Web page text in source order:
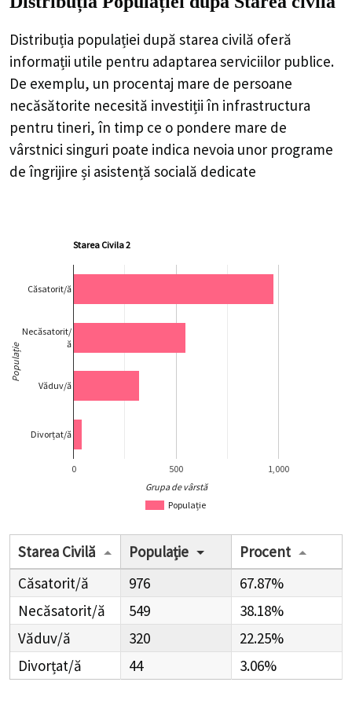
Distribuția populației după starea civilă oferă
informații utile pentru adaptarea serviciilor publice.
De exemplu, un procentaj mare de persoane
necăsătorite necesită investiții în infrastructura
pentru tineri, în timp ce o pondere mare de
vârstnici singuri poate indica nevoia unor programe
de îngrijire și asistență socială dedicate
Starea Civila 2
Populație
0 500 1,000
Căsatorit/ă
Necăsatorit/
ă
Văduv/ă
Divorțat/ă
Grupa de vârstă
Populație
Starea Civilă Populație
Procent
Căsatorit/ă
976
67.87%
Necăsatorit/ă
549
38.18%
Văduv/ă
320
22.25%
Divorțat/ă
44 3.06%